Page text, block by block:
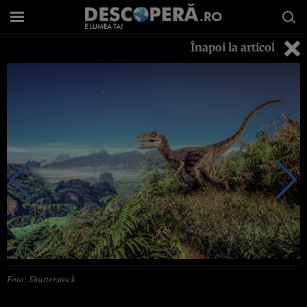
Înapoi la articol
Foto: Shutterstock